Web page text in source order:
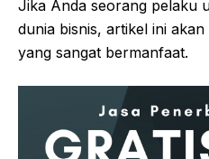
Jika Anda seorang pelaku
dunia bisnis, artikel ini
yang sangat bermanfaat.